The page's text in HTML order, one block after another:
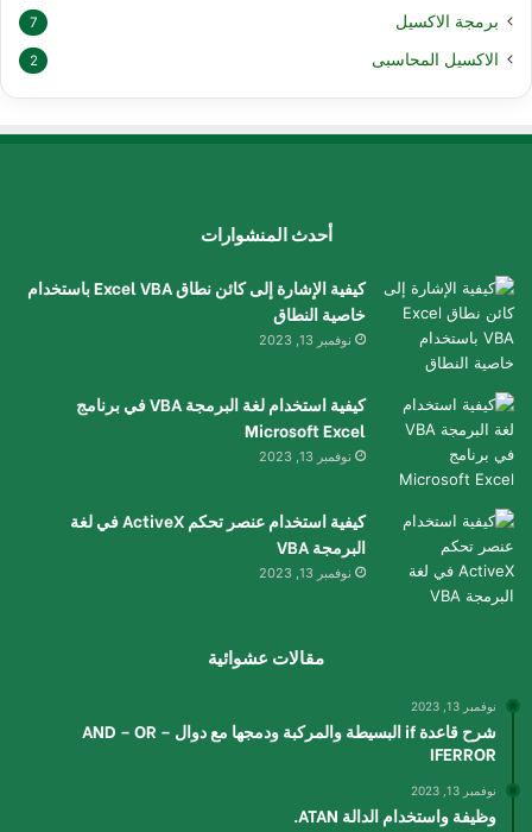
برمجة الاكسيل 7
الاكسيل المحاسبى 2
أحدث المنشوارات
كيفية الإشارة إلى كائن نطاق Excel VBA باستخدام
خاصية النطاق
نوفمبر 13, 2023
كيفية استخدام لغة البرمجة VBA في برنامج
Microsoft Excel
نوفمبر 13, 2023
كيفية استخدام عنصر تحكم ActiveX في لغة
البرمجة VBA
نوفمبر 13, 2023
مقالات عشوائية
نوفمبر 13, 2023
شرح قاعدة if البسيطة والمركبة ودمجها مع دوال AND – OR –
IFERROR
نوفمبر 13, 2023
وظيفة واستخدام الدالة ATAN.